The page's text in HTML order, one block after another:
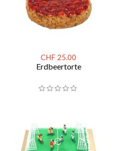
CHF 25.00
Erdbeertorte